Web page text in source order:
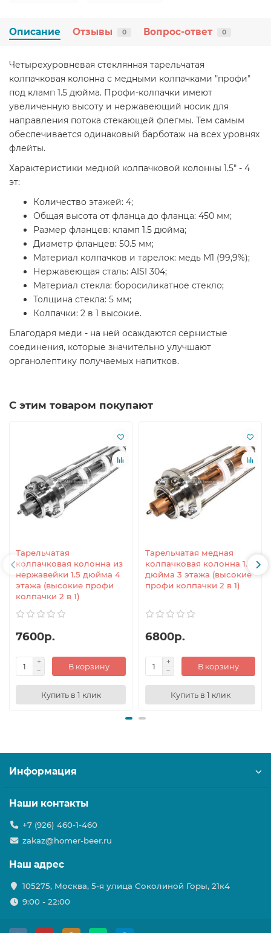
Описание Отзывы 0 Вопрос-ответ 0
Четырехуровневая стеклянная тарельчатая
колпачковая колонна с медными колпачками "профи"
под кламп 1.5 дюйма. Профи-колпачки имеют
увеличенную высоту и нержавеющий носик для
направления потока стекающей флегмы. Тем самым
обеспечивается одинаковый барботаж на всех уровнях
флейты.
Характеристики медной колпачковой колонны 1.5" - 4
эт:
Количество этажей: 4;
Общая высота от фланца до фланца: 450 мм;
Размер фланцев: кламп 1.5 дюйма;
Диаметр фланцев: 50.5 мм;
Материал колпачков и тарелок: медь М1 (99,9%);
Нержавеющая сталь: AISI 304;
Материал стекла: боросиликатное стекло;
Толщина стекла: 5 мм;
Колпачки: 2 в 1 высокие.
Благодаря меди - на ней осаждаются сернистые
соединения, которые значительно улучшают
органолептику получаемых напитков.
С этим товаром покупают
Тарельчатая
колпачковая колонна из
нержавейки 1.5 дюйма 4
этажа (высокие профи
колпачки 2 в 1)
7600р.
В корзину
Купить в 1 клик
Тарельчатая медная
колпачковая колонна 1.5
дюйма 3 этажа (высокие
профи колпачки 2 в 1)
6800р.
В корзину
Купить в 1 клик
Информация
Наши контакты
+7 (926) 460-1-460
zakaz@homer-beer.ru
Наш адрес
105275, Москва, 5-я улица Соколиной Горы, 21к4
9:00 - 22:00